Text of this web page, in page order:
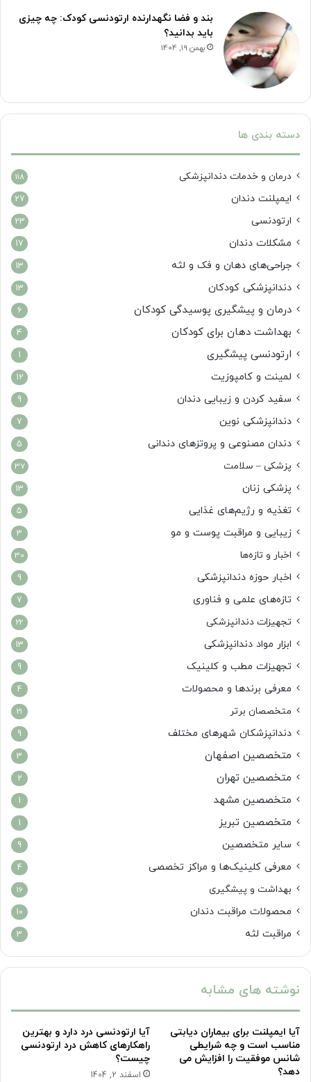
بند و فضا نگهدارنده ارتودنسی کودک: چه چیزی
باید بدانید؟
بهمن 19, 1404
دسته بندی ها
درمان‌ و خدمات دندانپزشکی 118
ایمپلنت دندان 27
ارتودنسی 23
مشکلات دندان 17
جراحی‌های دهان و فک و لثه 13
دندانپزشکی کودکان 13
درمان و پیشگیری پوسیدگی کودکان 6
بهداشت دهان برای کودکان 4
ارتودنسی پیشگیری 1
لمینت و کامپوزیت 12
سفید کردن و زیبایی دندان 9
دندانپزشکی نوین 7
دندان مصنوعی و پروتزهای دندانی 5
پزشکی – سلامت 37
پزشکی زنان 13
تغذیه و رژیم‌های غذایی 5
زیبایی و مراقبت پوست و مو 3
اخبار و تازه‌ها 30
اخبار حوزه دندانپزشکی 9
تازه‌های علمی و فناوری 7
تجهیزات دندانپزشکی 22
ابزار مواد دندانپزشکی 13
تجهیزات مطب و کلینیک 9
معرفی برندها و محصولات 4
متخصصان برتر 21
دندانپزشکان شهرهای مختلف 9
متخصصین اصفهان 3
متخصصین تهران 2
متخصصین مشهد 1
متخصصین تبریز 1
سایر متخصصین 9
معرفی کلینیک‌ها و مراکز تخصصی 4
بهداشت و پیشگیری 16
محصولات مراقبت دندان 10
مراقبت لثه 3
نوشته های مشابه
آیا ایمپلنت برای بیماران دیابتی
مناسب است و چه شرایطی
شانس موفقیت را افزایش می
دهد؟
آیا ارتودنسی درد دارد و بهترین
راهکارهای کاهش درد ارتودنسی
چیست؟
اسفند 2, 1404